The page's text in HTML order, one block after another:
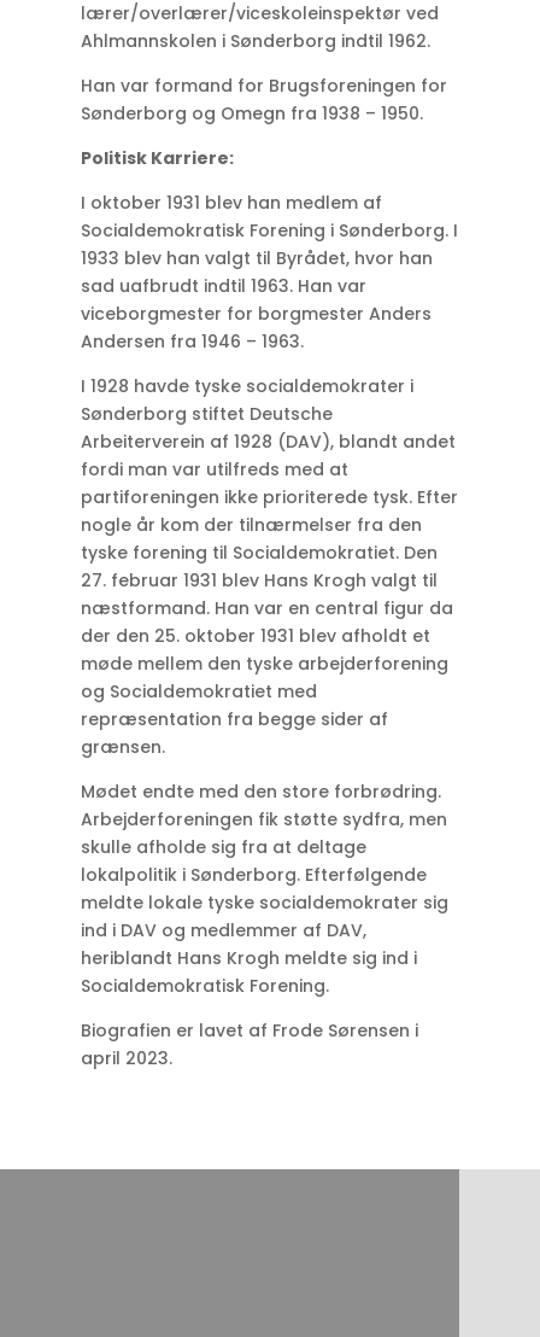
lærer/overlærer/viceskoleinspektør ved
Ahlmannskolen i Sønderborg indtil 1962.
Han var formand for Brugsforeningen for
Sønderborg og Omegn fra 1938 – 1950.
Politisk Karriere:
I oktober 1931 blev han medlem af
Socialdemokratisk Forening i Sønderborg. I
1933 blev han valgt til Byrådet, hvor han
sad uafbrudt indtil 1963. Han var
viceborgmester for borgmester Anders
Andersen fra 1946 – 1963.
I 1928 havde tyske socialdemokrater i
Sønderborg stiftet Deutsche
Arbeiterverein af 1928 (DAV), blandt andet
fordi man var utilfreds med at
partiforeningen ikke prioriterede tysk. Efter
nogle år kom der tilnærmelser fra den
tyske forening til Socialdemokratiet. Den
27. februar 1931 blev Hans Krogh valgt til
næstformand. Han var en central figur da
der den 25. oktober 1931 blev afholdt et
møde mellem den tyske arbejderforening
og Socialdemokratiet med
repræsentation fra begge sider af
grænsen.
Mødet endte med den store forbrødring.
Arbejderforeningen fik støtte sydfra, men
skulle afholde sig fra at deltage
lokalpolitik i Sønderborg. Efterfølgende
meldte lokale tyske socialdemokrater sig
ind i DAV og medlemmer af DAV,
heriblandt Hans Krogh meldte sig ind i
Socialdemokratisk Forening.
Biografien er lavet af Frode Sørensen i
april 2023.